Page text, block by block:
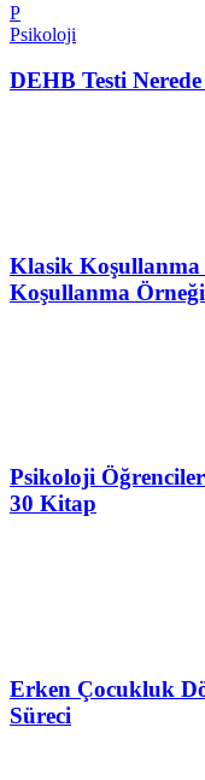
P
Psikoloji
DEHB Testi Nerede
Klasik
Koşullanma Örneği
Psikoloji
30 Kitap
Erken Çocukluk
Süreci